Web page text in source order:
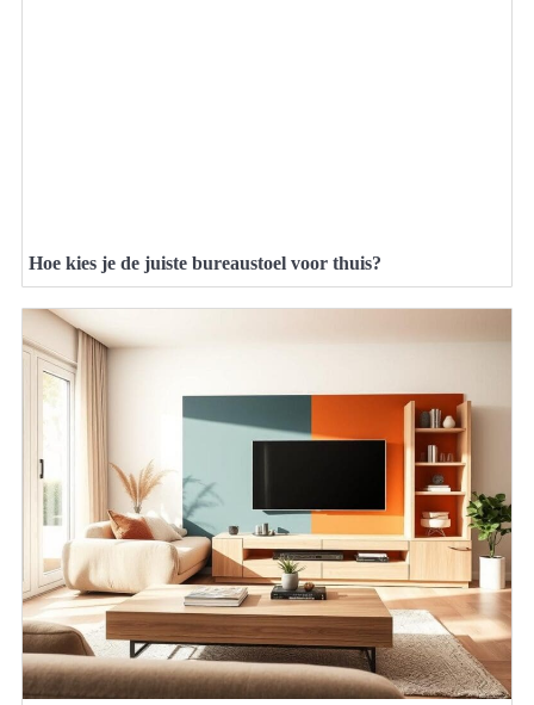
Hoe kies je de juiste bureaustoel voor thuis?